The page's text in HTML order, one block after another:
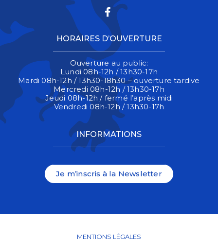
Lien vers le compte
HORAIRES D’OUVERTURE
Ouverture au public:
Lundi 08h-12h / 13h30-17h
Mardi 08h-12h / 13h30-18h30 – ouverture tardive
Mercredi 08h-12h / 13h30-17h
Jeudi 08h-12h / fermé l’après midi
Vendredi 08h-12h / 13h30-17h
INFORMATIONS
Je m’inscris à la Newsletter
MENTIONS LÉGALES